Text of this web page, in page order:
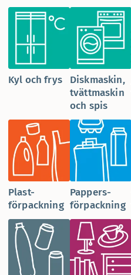
Kyl och frys
Diskmaskin,
tvättmaskin
och spis
Plast­
förpackning
Pappers­
förpackning